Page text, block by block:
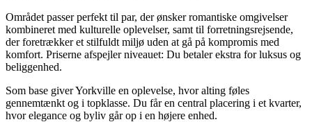
Området passer perfekt til par, der ønsker romantiske omgivelser
kombineret med kulturelle oplevelser, samt til forretningsrejsende,
der foretrækker et stilfuldt miljø uden at gå på kompromis med
komfort. Priserne afspejler niveauet: Du betaler ekstra for luksus og
beliggenhed.
Som base giver Yorkville en oplevelse, hvor alting føles
gennemtænkt og i topklasse. Du får en central placering i et kvarter,
hvor elegance og byliv går op i en højere enhed.